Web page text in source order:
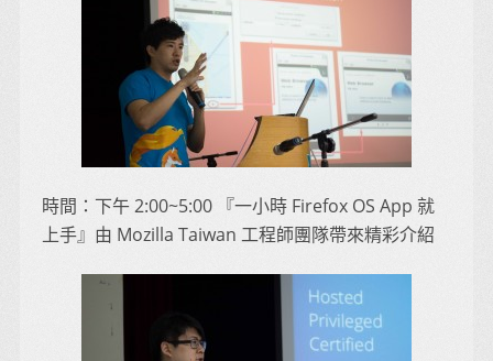
時間：下午 2:00~5:00 『一小時 Firefox OS App 就
上手』由 Mozilla Taiwan 工程師團隊帶來精彩介紹